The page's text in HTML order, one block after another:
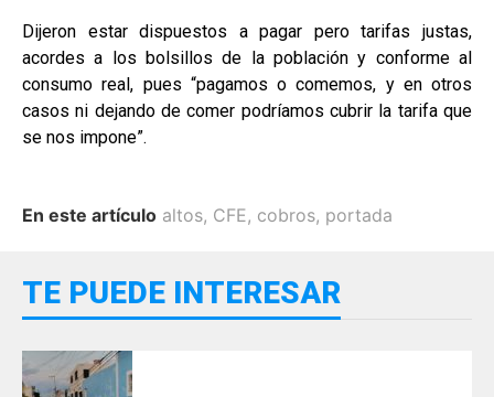
Dijeron estar dispuestos a pagar pero tarifas justas,
acordes a los bolsillos de la población y conforme al
consumo real, pues “pagamos o comemos, y en otros
casos ni dejando de comer podríamos cubrir la tarifa que
se nos impone”.
En este artículo altos, CFE, cobros, portada
TE PUEDE INTERESAR